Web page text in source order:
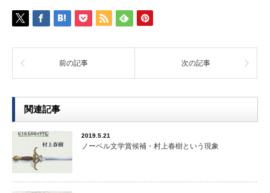
前の記事 次の記事
関連記事
2019.5.21
ノーベル文学賞候補・村上春樹という現象